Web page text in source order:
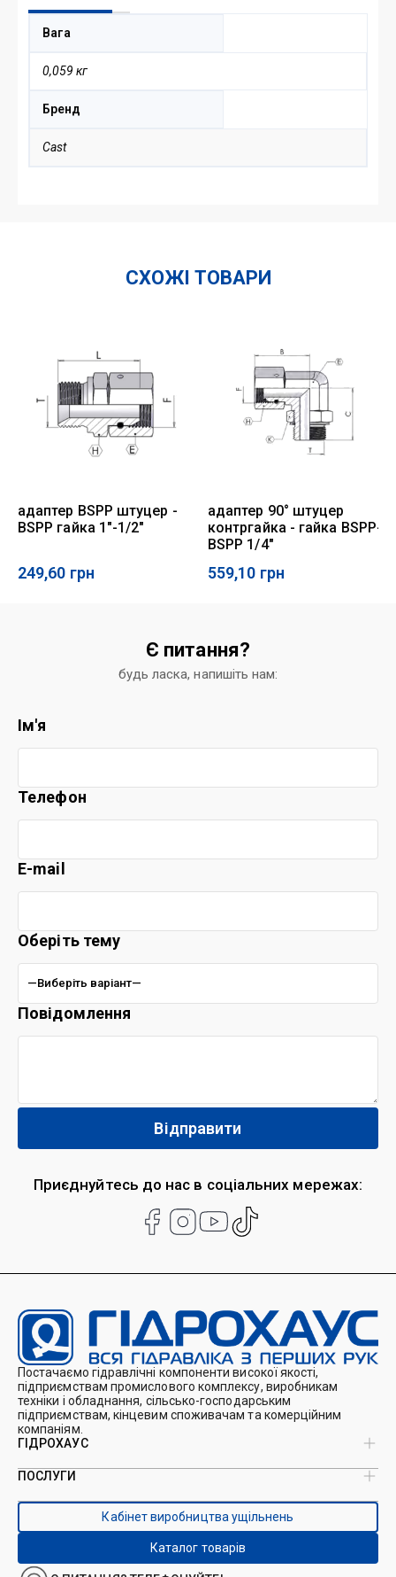
Вага
0,059 кг
Бренд
Cast
СХОЖІ ТОВАРИ
адаптер BSPP штуцер -
BSPP гайка 1"-1/2"
249,60 грн
адаптер 90° штуцер
контргайка - гайка BSPP-
BSPP 1/4"
559,10 грн
Є питання?
будь ласка, напишіть нам:
Приєднуйтесь до нас в соціальних мережах:
Ім'я
Телефон
E-mail
Оберіть тему
Повідомлення
Постачаємо гідравлічні компоненти високої якості,
підприємствам промислового комплексу, виробникам
техніки і обладнання, сільсько-господарським
підприємствам, кінцевим споживачам та комерційним
компаніям.
ГІДРОХАУС
Про нас
Каталоги
Контакти
ПОСЛУГИ
Виробництво ущільнень
Виробництво гідроциліндрів
Ремонт гідроциліндрів
Ремонт і виготовлення РВТ
Кабінет виробництва ущільнень
Каталог товарів